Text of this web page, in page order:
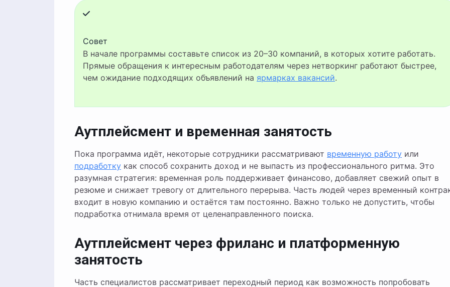
Совет
В начале программы составьте список из 20–30 компаний, в которых хотите работать.
Прямые обращения к интересным работодателям через нетворкинг работают быстрее,
чем ожидание подходящих объявлений на ярмарках вакансий.
Аутплейсмент и временная занятость
Пока программа идёт, некоторые сотрудники рассматривают временную работу или
подработку как способ сохранить доход и не выпасть из профессионального ритма. Это
разумная стратегия: временная роль поддерживает финансово, добавляет свежий опыт в
резюме и снижает тревогу от длительного перерыва. Часть людей через временный
входит в новую компанию и остаётся там постоянно. Важно только не допустить, чтобы
подработка отнимала время от целенаправленного поиска.
Аутплейсмент через фриланс и платформенную
занятость
Часть специалистов рассматривает переходный период как возможность попробовать